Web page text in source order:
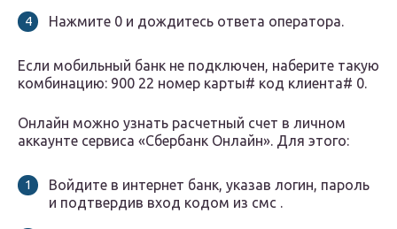
Нажмите 0 и дождитесь ответа оператора.
Если мобильный банк не подключен, наберите такую
комбинацию: 900 22 номер карты# код клиента# 0.
Онлайн можно узнать расчетный счет в личном
аккаунте сервиса «Сбербанк Онлайн». Для этого:
Войдите в интернет банк, указав логин, пароль
и подтвердив вход кодом из смс .